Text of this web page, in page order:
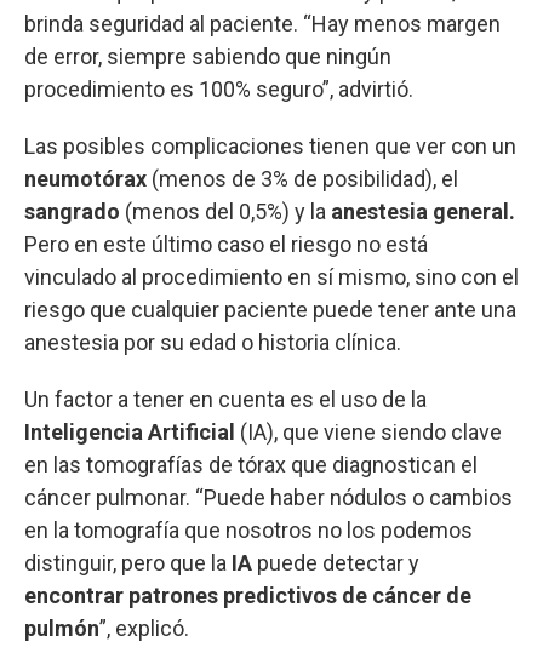
brinda seguridad al paciente. “Hay menos margen
de error, siempre sabiendo que ningún
procedimiento es 100% seguro”, advirtió.
Las posibles complicaciones tienen que ver con un
neumotórax (menos de 3% de posibilidad), el
sangrado (menos del 0,5%) y la anestesia general.
Pero en este último caso el riesgo no está
vinculado al procedimiento en sí mismo, sino con el
riesgo que cualquier paciente puede tener ante una
anestesia por su edad o historia clínica.
Un factor a tener en cuenta es el uso de la
Inteligencia Artificial (IA), que viene siendo clave
en las tomografías de tórax que diagnostican el
cáncer pulmonar. “Puede haber nódulos o cambios
en la tomografía que nosotros no los podemos
distinguir, pero que la IA puede detectar y
encontrar patrones predictivos de cáncer de
pulmón”, explicó.